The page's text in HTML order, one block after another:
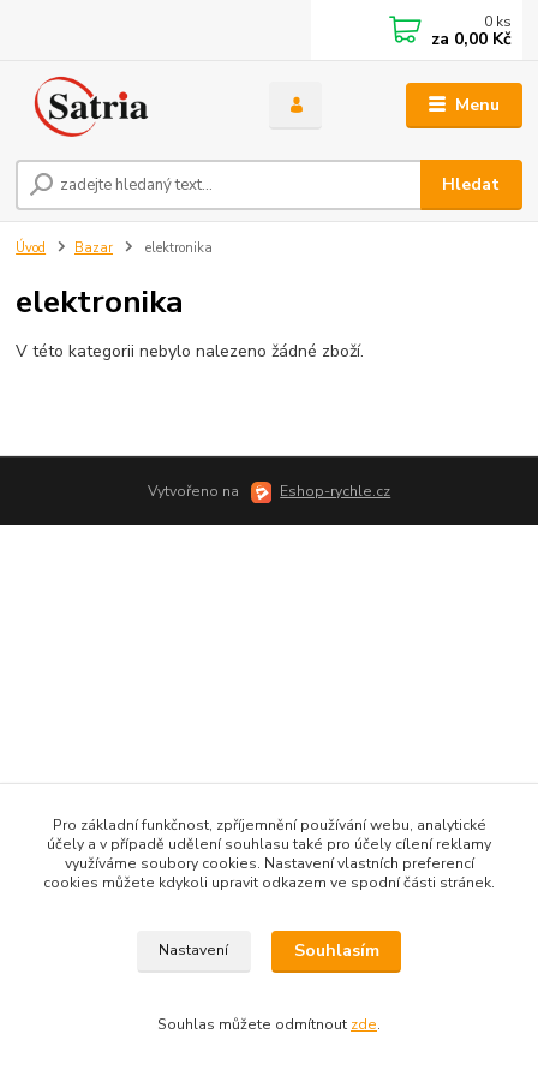
Menu
Hledat
0 ks
za 0,00 Kč
Úvod Bazar elektronika
elektronika
V této kategorii nebylo nalezeno žádné zboží.
Vytvořeno na Eshop-rychle.cz
Pro základní funkčnost, zpříjemnění používání webu, analytické
účely a v případě udělení souhlasu také pro účely cílení reklamy
využíváme soubory cookies. Nastavení vlastních preferencí
cookies můžete kdykoli upravit odkazem ve spodní části stránek.
Nastavení Souhlasím
Souhlas můžete odmítnout zde.